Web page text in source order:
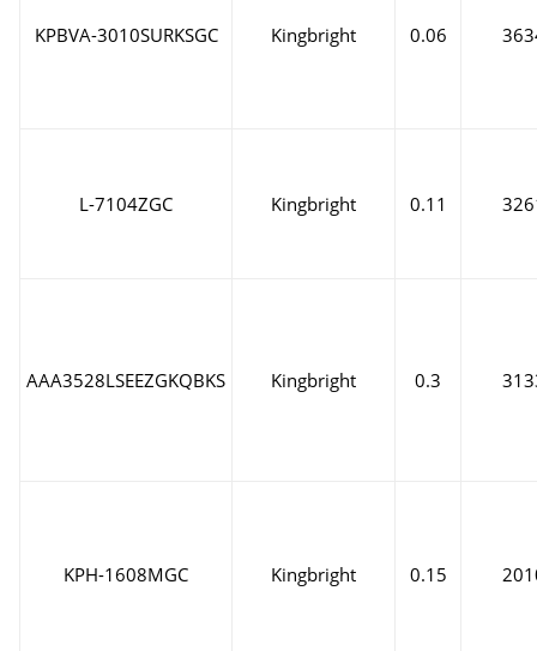
KPBVA-3010SURKSGC Kingbright 0.06
L-7104ZGC Kingbright 0.11
AAA3528LSEEZGKQBKS Kingbright 0.3
KPH-1608MGC Kingbright 0.15